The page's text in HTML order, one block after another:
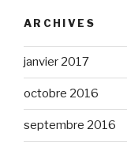
ARCHIVES
janvier 2017
octobre 2016
septembre 2016